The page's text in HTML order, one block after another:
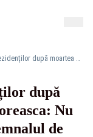
Avertisment dur al rezidenților după moartea medicului de la Floreasca: Nu este un caz singular. Este semnalul de alarmă
după
Nu
de